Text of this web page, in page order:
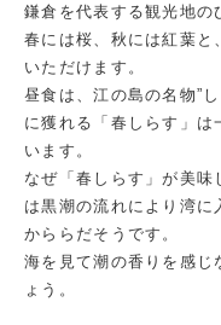
鎌倉を代表する観光地の
春には桜、秋には紅葉と
いただけます。
昼食は、江の島の名物”
に獲れる「春しらす」は
います。
なぜ「春しらす」が美味
は黒潮の流れにより湾に
かららだそうです。
海を見て潮の香りを感じ
ょう。